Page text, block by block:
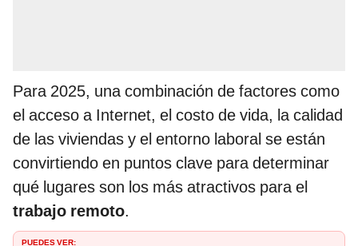
Para 2025, una combinación de factores como
el acceso a Internet, el costo de vida, la calidad
de las viviendas y el entorno laboral se están
convirtiendo en puntos clave para determinar
qué lugares son los más atractivos para el
trabajo remoto.
PUEDES VER: